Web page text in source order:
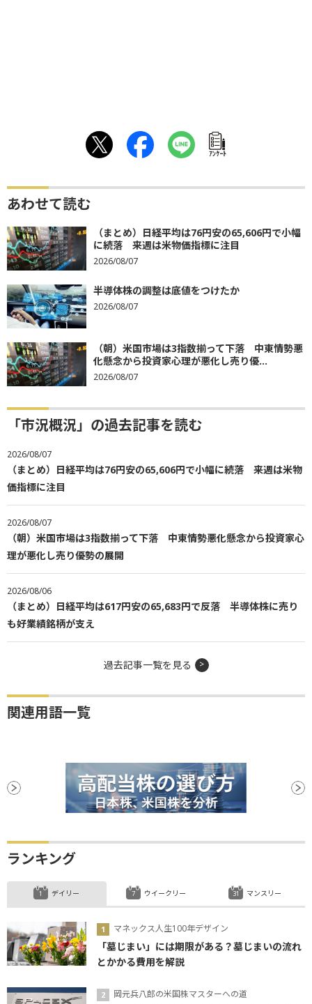
ｱﾝｹｰﾄ
あわせて読む
（まとめ）日経平均は76円安の65,606円で小幅
に続落 来週は米物価指標に注目
2026/08/07
半導体株の調整は底値をつけたか
2026/08/07
（朝）米国市場は3指数揃って下落 中東情勢悪
化懸念から投資家心理が悪化し売り優...
2026/08/07
「市況概況」の過去記事を読む
2026/08/07
（まとめ）日経平均は76円安の65,606円で小幅に続落 来週は米物
価指標に注目
2026/08/07
（朝）米国市場は3指数揃って下落 中東情勢悪化懸念から投資家心
理が悪化し売り優勢の展開
2026/08/06
（まとめ）日経平均は617円安の65,683円で反落 半導体株に売り
も好業績銘柄が支え
過去記事一覧を見る
関連用語一覧
ランキング
デイリー
マネックス人生100年デザイン
「墓じまい」には期限がある？墓じまいの流れ
とかかる費用を解説
岡元兵八郎の米国株マスターへの道
ウイークリー マンスリー